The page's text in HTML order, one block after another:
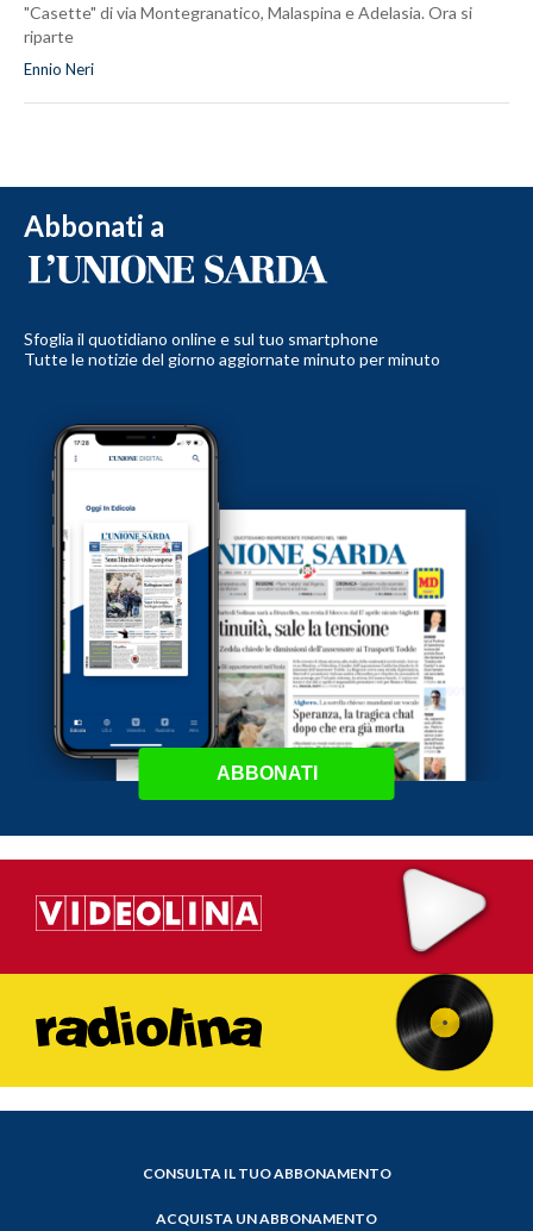
"Casette" di via Montegranatico, Malaspina e Adelasia. Ora si
riparte
Ennio Neri
Abbonati a
Sfoglia il quotidiano online e sul tuo smartphone
Tutte le notizie del giorno aggiornate minuto per minuto
ABBONATI
CONSULTA IL TUO ABBONAMENTO
ACQUISTA UN ABBONAMENTO